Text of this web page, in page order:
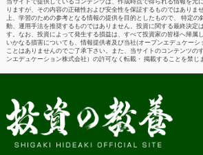
りますが、その内容の正確性および安全性を保証するものではありま
上、学習のための参考となる情報の提供を目的としたもので、 特定
動、運用手法を推奨するものではありません。投資に関する最終決定
す。なお、投資によって発生する損益は、すべて投資家の皆様へ帰属
いかなる損害についても、情報提供者及び当社(オープンエデュケーシ
ことはありませんのでご了承下さい。また、当サイトのコンテンツの
ンエデュケーション株式会社）の許可なく転載・ 掲載することを禁じ